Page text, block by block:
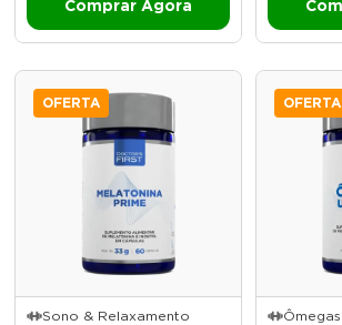
OFERTA
Sono & Relaxamento
OFERTA
Ômegas